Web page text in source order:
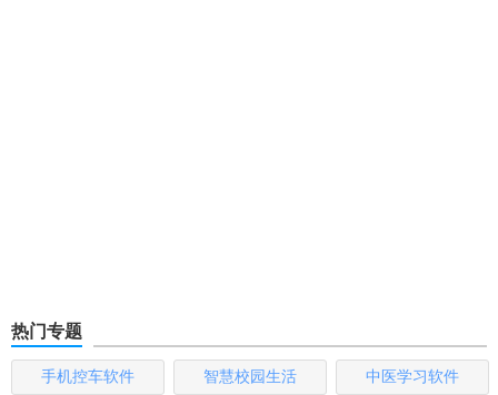
热门专题
手机控车软件 智慧校园生活 中医学习软件